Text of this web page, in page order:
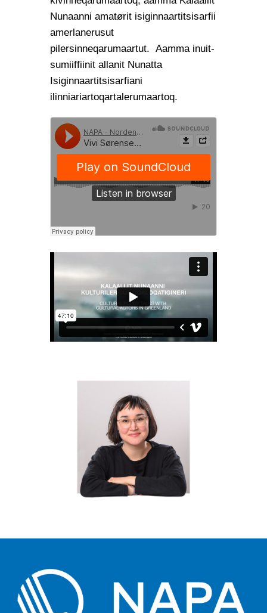
Nunaanni amatørit isiginnaartitsisarfii
amerlanerusut
pilersinneqarumaartut. Aamma inuit-
sumiiffiinit allanit Nunatta
Isiginnaartitsisarfiani
ilinniariartoqartalerumaartoq.